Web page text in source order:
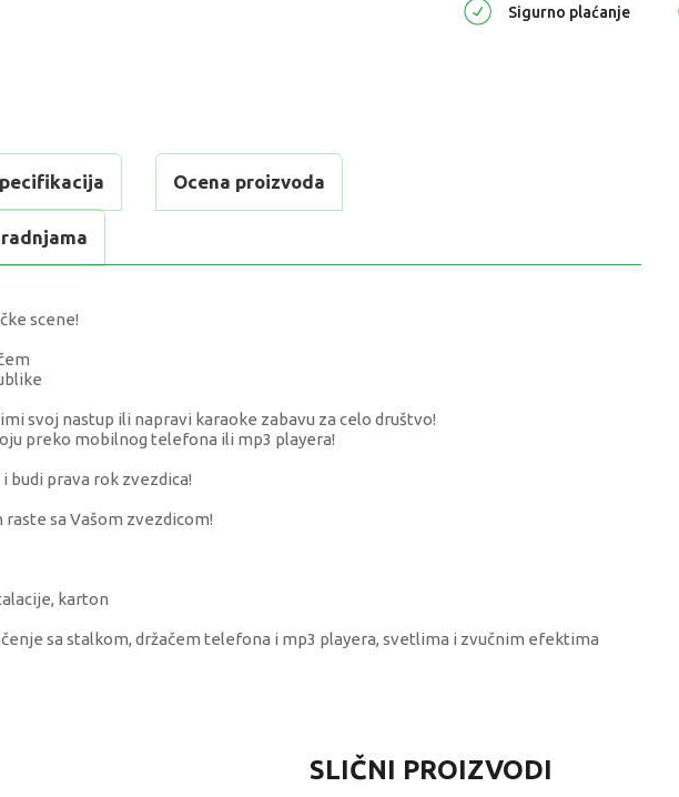
Sigurno plaćanje
Ocena proizvoda
scene!
svoj nastup ili napravi karaoke zabavu za celo društvo!
preko mobilnog telefona ili mp3 playera!
budi prava rok zvezdica!
sa Vašom zvezdicom!
karton
sa stalkom, držačem telefona i mp3 playera, svetlima i zvučnim efektima
Muzički instrumenti
SLIČNI PROIZVODI